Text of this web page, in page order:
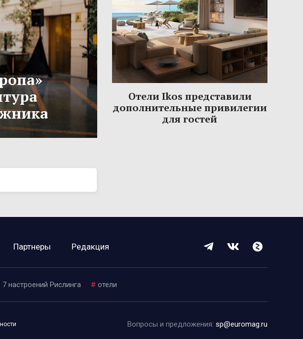
Отели Ikos представили
дополнительные привилегии
для гостей
Партнеры Редакция
7 настроений Рислинга # отели
Вопросы и предложения: sp@euromag.ru